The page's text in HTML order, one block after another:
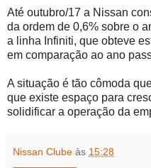
Até outubro/17 a Nissan
da ordem de 0,6% sobre o
a linha Infiniti, que obteve
em comparação ao ano
A situação é tão cômoda
que existe espaço para
solidificar a operação da
Nissan Clube às 15:28